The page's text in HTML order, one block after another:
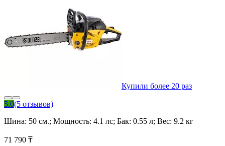
Купили более 20 раз
5.0(5 отзывов)
Шина: 50 см.; Мощность: 4.1 лс; Бак: 0.55 л; Вес: 9.2 кг
71 790 ₸